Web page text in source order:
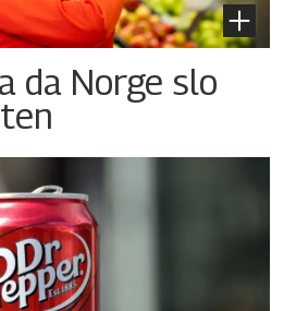
da Norge slo